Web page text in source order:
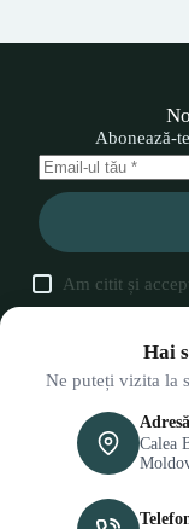
Abonează-
Am citit și
Hai
Ne puteți vizita la
Calea